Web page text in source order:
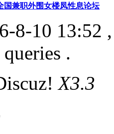
国兼职外围女楼凤性息论坛
8-10 13:52
.
X3.3